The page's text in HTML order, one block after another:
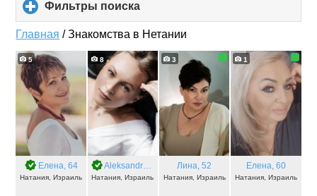
Фильтры поиска
to
expand
contents
Главная /Знакомства в Нетании
5
Елена, 64
Натания, Израиль
8
Aleksandra , 44
Натания, Израиль
3
Лина, 52
Натания, Израиль
1
Елена, 60
Натания, Израиль